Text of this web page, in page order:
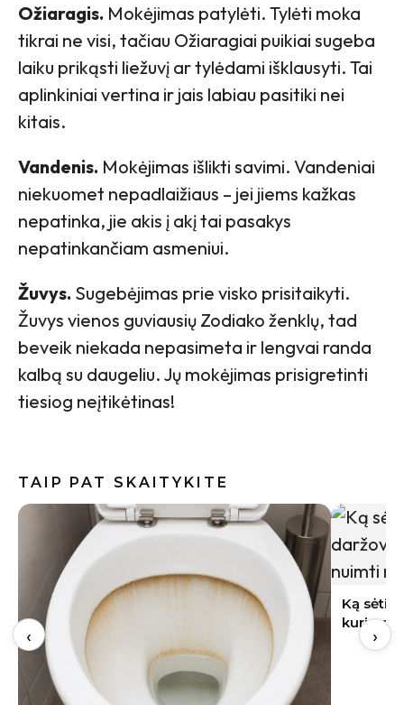
Ožiaragis. Mokėjimas patylėti. Tylėti moka
tikrai ne visi, tačiau Ožiaragiai puikiai sugeba
laiku prikąsti liežuvį ar tylėdami išklausyti. Tai
aplinkiniai vertina ir jais labiau pasitiki nei
kitais.
Vandenis. Mokėjimas išlikti savimi. Vandeniai
niekuomet nepadlaižiaus – jei jiems kažkas
nepatinka, jie akis į akį tai pasakys
nepatinkančiam asmeniui.
Žuvys. Sugebėjimas prie visko prisitaikyti.
Žuvys vienos guviausių Zodiako ženklų, tad
beveik niekada nepasimeta ir lengvai randa
kalbą su daugeliu. Jų mokėjimas prisigretinti
tiesiog neįtikėtinas!
TAIP PAT SKAITYKITE
Ką sėti rugpjūtį Lietuvoje: 9 daržovės,
kurių derlių dar spėsite nuimti rudenį
Indai po
gali būti
‹ ›